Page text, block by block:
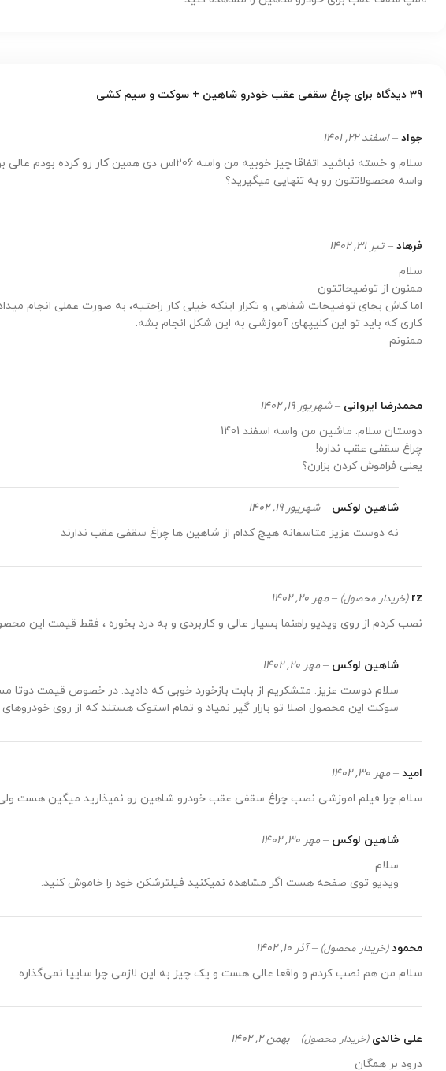
39 دیدگاه برای چراغ سقفی عقب خودرو شاهین + سوکت و سیم کشی
جواد – اسفند 22, 1401
سلام و خسته نباشید اتفاقا چیز خوبیه من واسه
واسه محصولاتتون رو به تنهایی میگیرید؟
فرهاد – تیر 31, 1402
سلام
ممنون از توضیحاتتون
اما کاش بجای توضیحات شفاهی و تکرار اینکه خیلی کار راحتیه، به صورت عملی انجام
کاری که باید تو این کلیپهای آموزشی به این شکل انجام بشه.
ممنونم
محمدرضا ایروانی – شهریور 19, 1402
دوستان سلام. ماشین من واسه اسفند 1401
چراغ سقفی عقب نداره!
یعنی فراموش کردن بزارن؟
شاهین لوکس – شهریور 19, 1402
نه دوست عزیز متاسفانه هیچ کدام از شاهین ها چراغ سقفی عقب ندارند
rz (خریدار محصول) – مهر 20, 1402
نصب کردم از روی ویدیو راهنما بسیار عالی و کاربردی و به درد بخوره ، فقط قیمت این
شاهین لوکس – مهر 20, 1402
سوکت این محصول اصلا تو بازار گیر نمیاد و تمام استوک هستند که از روی
امید – مهر 30, 1402
سلام چرا فیلم اموزشی نصب چراغ سقفی عقب خودرو شاهین رو نمیذارید میگین هست
شاهین لوکس – مهر 30, 1402
سلام
ویدیو توی صفحه هست اگر مشاهده نمیکنید فیلترشکن خود را خاموش کنید.
محمود(خریدار محصول) – آذر 10, 1402
سلام من هم نصب کردم و واقعا عالی هست و یک چیز به این لازمی چرا سایپا نمی‌گذاره
علی خالدی(خریدار محصول) – بهمن 2, 1402
درود بر همگان